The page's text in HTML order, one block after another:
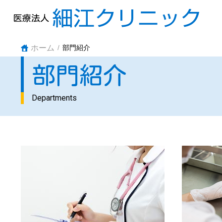
ホーム 部門紹介
部門紹介
Departments